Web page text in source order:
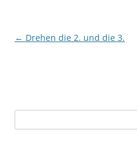
Beitragsnavigation
← Drehen die 2. und die 3.
nach: